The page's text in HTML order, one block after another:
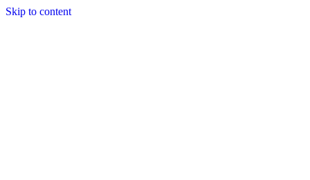
Skip to content